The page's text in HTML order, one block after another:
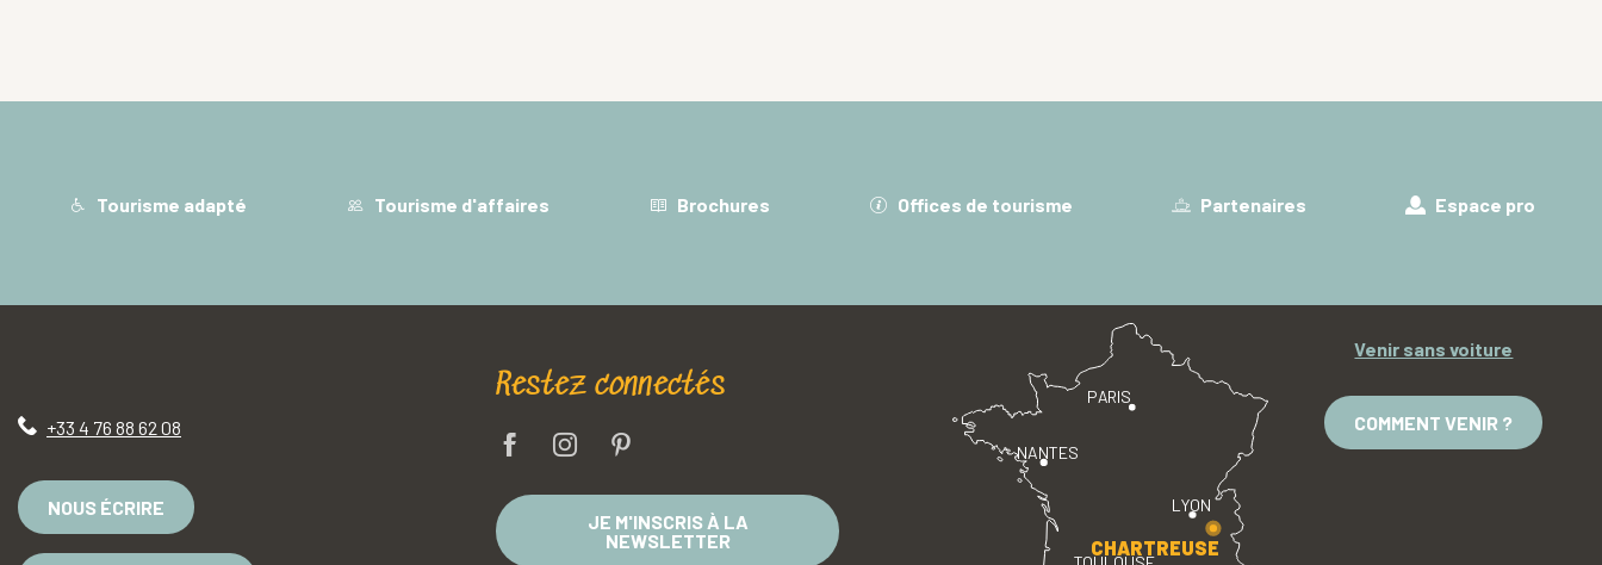
Tourisme adapté Tourisme d'affaires Brochures Offices de tourisme Partenaires Espace pro
+33 4 76 88 62 08
NOUS ÉCRIRE
Restez connectés
JE M'INSCRIS À LA
NEWSLETTER
PARIS
LYON
NANTES
CHARTREUSE
Venir sans voiture
COMMENT VENIR ?